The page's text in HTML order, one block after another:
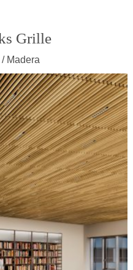
Grille
Madera